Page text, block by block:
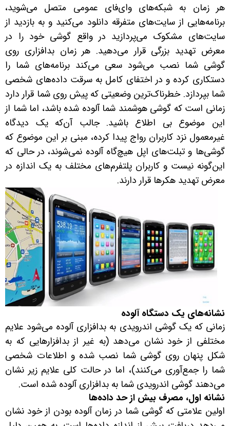
هر زمان به شبکه‌های وای‌فای عمومی متصل می‌شوید،
برنامه‌هایی از سایت‌های متفرقه دانلود می‌کنید و به بازدید از
سایت‌های مشکوک می‌پردازید در واقع گوشی خود را در
معرض تهدید بزرگی قرار می‌دهید. هر زمان بدافزاری روی
گوشی شما نصب می‌شود سعی می‌کند برنامه‌های شما را
دستکاری کرده و در اختفای کامل به سرقت داده‌های شخصی
شما بپردازد. خطرناک‌ترین وضعیتی که پیش روی شما قرار دارد
زمانی است که گوشی هوشمند شما آلوده شده باشد، اما شما از
این موضوع بی اطلاع باشید. جالب آن‌که یک دیدگاه
غیرمعمول نزد کاربران رواج پیدا کرده، مبنی بر این موضوع که
گوشی‌ها و تبلت‌های اپل هیچ‌گاه آلوده نمی‌شوند، در حالی که
این‌گونه نیست و کاربران پلتفرم‌های مختلف به یک اندازه در
معرض تهدید هکرها قرار دارند.
نشانه‌های یک دستگاه آلوده
زمانی که یک گوشی اندرویدی به بدافزاری آلوده می‌شود علایم
مختلفی از خود نشان می‌دهد (به غیر از بدافزارهایی که به
شکل پنهان روی گوشی شما نصب شده و اطلاعات شخصی
شما را جمع‌آوری می‌کنند)، اما در حالت کلی علایم زیر نشان
می‌دهند گوشی اندرویدی شما به بدافزاری آلوده شده است.
نشانه اول، مصرف بیش از حد داده‌ها
اولین علامتی که گوشی شما در زمان آلوده بودن از خود نشان